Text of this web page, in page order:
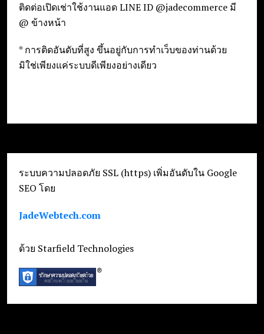
ติดต่อเปิดเช่าใช้งานแอด LINE ID @jadecommerce มี
@ ข้างหน้า
* การติดอันดับที่สูง ขึ้นอยู่กับการทำเว็บของท่านด้วย
มิใช่เพียงแค่ระบบดีเพียงอย่างเดียว
ระบบความปลอดภัย SSL (https) เพิ่มอันดับใน Google
SEO โดย
JadeWebtech.com
ด้วย Starfield Technologies